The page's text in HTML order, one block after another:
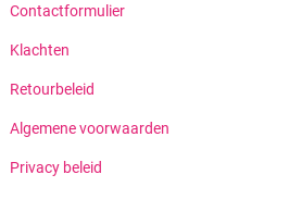
Contactformulier
Klachten
Retourbeleid
Algemene voorwaarden
Privacy beleid